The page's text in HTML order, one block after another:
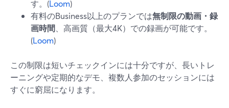
す。(Loom)
有料のBusiness以上のプランでは無制限の動画・録
画時間 、高画質（最大4K）での録画が可能です。
(Loom)
この制限は短いチェックインには十分ですが、長いトレ
ーニングや定期的なデモ、複数人参加のセッションには
すぐに窮屈になります。